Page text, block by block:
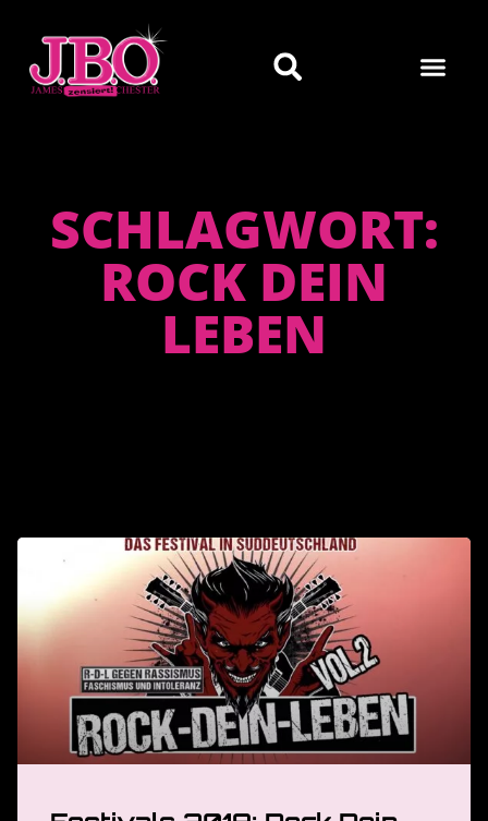
SCHLAGWORT:
ROCK DEIN
LEBEN